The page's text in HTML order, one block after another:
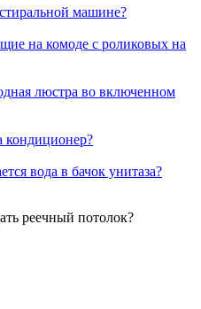
машине?
на комоде с роликовых на
люстра во включенном
кондиционер?
вода в бачок унитаза?
реечный потолок?